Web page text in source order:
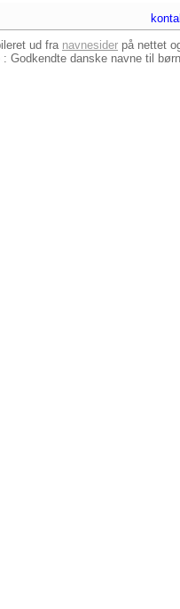
ud fra navnesider på nettet
: Godkendte danske navne til børn